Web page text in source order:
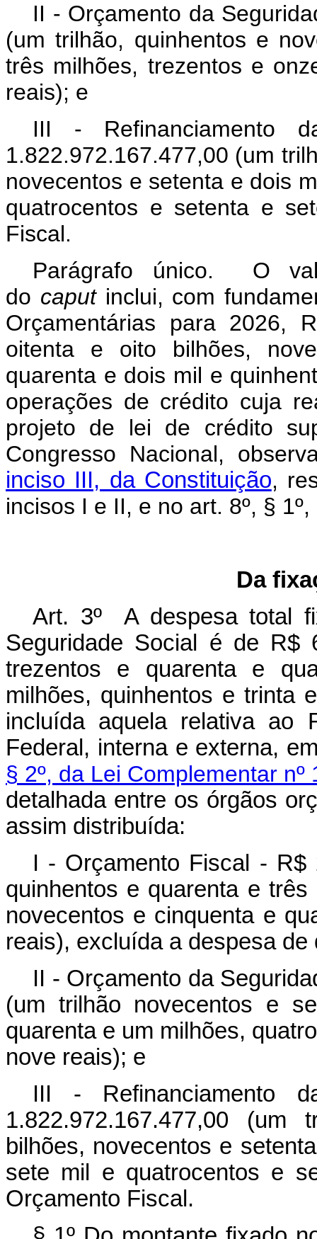
II - Orçamento da
(um trilhão, quinhentos e
três milhões, trezentos e
reais); e
III - Refinanciamento
1.822.972.167.477,00 (um
novecentos e setenta e dois
quatrocentos e setenta e
Fiscal.
Parágrafo único. O
do caputinclui, com
Orçamentárias para 2026,
oitenta e oito bilhões,
quarenta e dois mil e
operações de crédito cuja
projeto de lei de crédito
Congresso Nacional,
inciso III, da Constituição,
incisos I e II, e no art. 8º, §
Da
Art. 3º A despesa total
Seguridade Social é de R$
trezentos e quarenta e
milhões, quinhentos e trinta
incluída aquela relativa ao
Federal, interna e externa,
§ 2º, da Lei Complementar
detalhada entre os órgãos
assim distribuída:
I - Orçamento Fiscal - R$
quinhentos e quarenta e
novecentos e cinquenta e
reais), excluída a despesa de
II - Orçamento da
(um trilhão novecentos e
quarenta e um milhões,
nove reais); e
III - Refinanciamento
1.822.972.167.477,00
bilhões, novecentos e
sete mil e quatrocentos e
Orçamento Fiscal.